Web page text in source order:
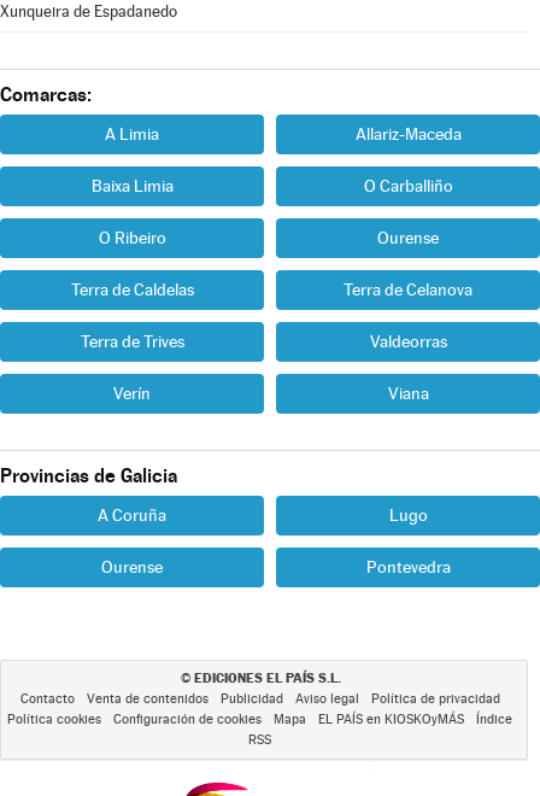
Xunqueira de Espadanedo
Comarcas:
A Limia Allariz-Maceda
Baixa Limia O Carballiño
O Ribeiro Ourense
Terra de Caldelas Terra de Celanova
Terra de Trives Valdeorras
Verín Viana
Provincias de Galicia
A Coruña Lugo
Ourense Pontevedra
© EDICIONES EL PAÍS S.L.
Contacto Venta de contenidos Publicidad Aviso legal
Política de privacidad
Política cookies
Configuración de cookies Mapa EL PAÍS en KIOSKOyMÁS
Índice
RSS